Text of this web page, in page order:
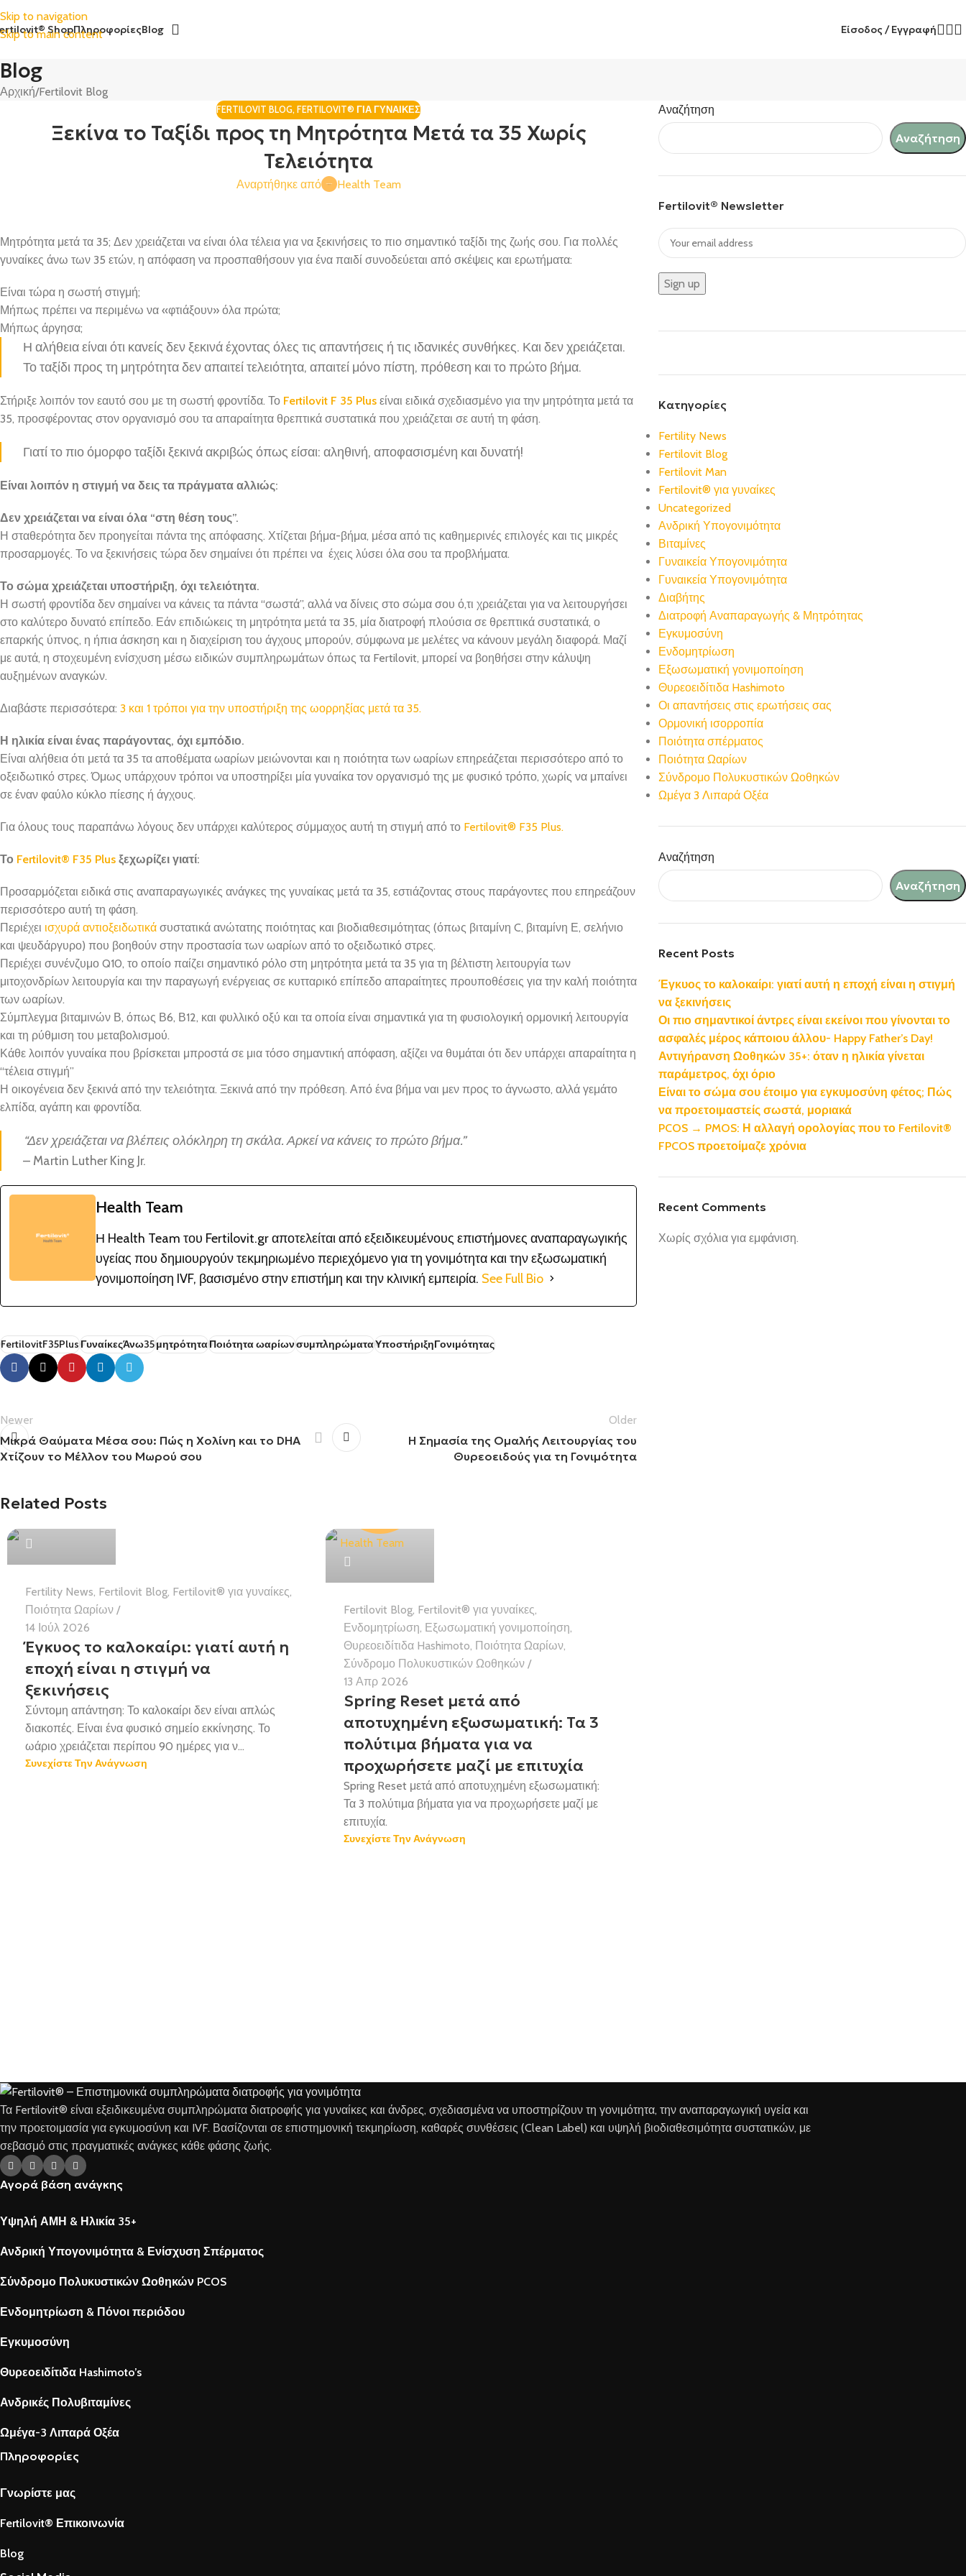
Skip to navigation
Skip to main content
ShopΠληροφορίεςBlog Είσοδος / Εγγραφή
Blog
Αρχική Fertilovit Blog
FERTILOVIT BLOG, FERTILOVIT® ΓΙΑ ΓΥΝΑΊΚΕΣ
Ξεκίνα το Ταξίδι προς τη Μητρότητα Μετά τα 35 Χωρίς
Τελειότητα
Αναρτήθηκε από Health Team
Μητρότητα μετά τα 35; Δεν χρειάζεται να είναι όλα τέλεια για να ξεκινήσεις το πιο σημαντικό ταξίδι της ζωής σου. Για πολλές
γυναίκες άνω των 35 ετών, η απόφαση να προσπαθήσουν για ένα παιδί συνοδεύεται από σκέψεις και ερωτήματα:
Είναι τώρα η σωστή στιγμή;
Μήπως πρέπει να περιμένω να «φτιάξουν» όλα πρώτα;
Μήπως άργησα;
Η αλήθεια είναι ότι κανείς δεν ξεκινά έχοντας όλες τις απαντήσεις ή τις ιδανικές συνθήκες. Και δεν χρειάζεται.
Το ταξίδι προς τη μητρότητα δεν απαιτεί τελειότητα, απαιτεί μόνο πίστη, πρόθεση και το πρώτο βήμα.
Στήριξε λοιπόν τον εαυτό σου με τη σωστή φροντίδα. Το Fertilovit F 35 Plus είναι ειδικά σχεδιασμένο για την μητρότητα μετά τα
35, προσφέροντας στον οργανισμό σου τα απαραίτητα θρεπτικά συστατικά που χρειάζεται σε αυτή τη φάση.
Γιατί το πιο όμορφο ταξίδι ξεκινά ακριβώς όπως είσαι: αληθινή, αποφασισμένη και δυνατή!
Είναι λοιπόν η στιγμή να δεις τα πράγματα αλλιώς:
Δεν χρειάζεται να είναι όλα “στη θέση τους”.
Η σταθερότητα δεν προηγείται πάντα της απόφασης. Χτίζεται βήμα-βήμα, μέσα από τις καθημερινές επιλογές και τις μικρές
προσαρμογές. Το να ξεκινήσεις τώρα δεν σημαίνει ότι πρέπει να έχεις λύσει όλα σου τα προβλήματα.
Το σώμα χρειάζεται υποστήριξη, όχι τελειότητα.
Η σωστή φροντίδα δεν σημαίνει να κάνεις τα πάντα “σωστά”, αλλά να δίνεις στο σώμα σου ό,τι χρειάζεται για να λειτουργήσει
στο καλύτερο δυνατό επίπεδο. Εάν επιδιώκεις τη μητρότητα μετά τα 35, μία διατροφή πλούσια σε θρεπτικά συστατικά, ο
επαρκής ύπνος, η ήπια άσκηση και η διαχείριση του άγχους μπορούν, σύμφωνα με μελέτες να κάνουν μεγάλη διαφορά. Μαζί
με αυτά, η στοχευμένη ενίσχυση μέσω ειδικών συμπληρωμάτων όπως τα Fertilovit, μπορεί να βοηθήσει στην κάλυψη
αυξημένων αναγκών.
Διαβάστε περισσότερα: 3 και 1 τρόποι για την υποστήριξη της ωορρηξίας μετά τα 35.
Η ηλικία είναι ένας παράγοντας, όχι εμπόδιο.
Είναι αλήθεια ότι μετά τα 35 τα αποθέματα ωαρίων μειώνονται και η ποιότητα των ωαρίων επηρεάζεται περισσότερο από το
οξειδωτικό στρες. Όμως υπάρχουν τρόποι να υποστηρίξει μία γυναίκα τον οργανισμό της με φυσικό τρόπο, χωρίς να μπαίνει
σε έναν φαύλο κύκλο πίεσης ή άγχους.
Για όλους τους παραπάνω λόγους δεν υπάρχει καλύτερος σύμμαχος αυτή τη στιγμή από το Fertilovit® F35 Plus.
Το Fertilovit® F35 Plus ξεχωρίζει γιατί:
Προσαρμόζεται ειδικά στις αναπαραγωγικές ανάγκες της γυναίκας μετά τα 35, εστιάζοντας στους παράγοντες που επηρεάζουν
περισσότερο αυτή τη φάση.
Περιέχει ισχυρά αντιοξειδωτικά συστατικά ανώτατης ποιότητας και βιοδιαθεσιμότητας (όπως βιταμίνη C, βιταμίνη Ε, σελήνιο
και ψευδάργυρο) που βοηθούν στην προστασία των ωαρίων από το οξειδωτικό στρες.
Περιέχει συνένζυμο Q10, το οποίο παίζει σημαντικό ρόλο στη μητρότητα μετά τα 35 για τη βέλτιστη λειτουργία των
μιτοχονδρίων λειτουργία και την παραγωγή ενέργειας σε κυτταρικό επίπεδο απαραίτητες προυποθέσεις για την καλή ποιότητα
των ωαρίων.
Σύμπλεγμα βιταμινών Β, όπως Β6, Β12, και φυλλικό οξύ και τα οποία είναι σημαντικά για τη φυσιολογική ορμονική λειτουργία
και τη ρύθμιση του μεταβολισμού.
Κάθε λοιπόν γυναίκα που βρίσκεται μπροστά σε μια τόσο σημαντική απόφαση, αξίζει να θυμάται ότι δεν υπάρχει απαραίτητα η
“τέλεια στιγμή”
Η οικογένεια δεν ξεκινά από την τελειότητα. Ξεκινά από την πρόθεση. Από ένα βήμα ναι μεν προς το άγνωστο, αλλά γεμάτο
ελπίδα, αγάπη και φροντίδα.
“Δεν χρειάζεται να βλέπεις ολόκληρη τη σκάλα. Αρκεί να κάνεις το πρώτο βήμα.”
– Martin Luther King Jr.
Health Team
Η Health Team του Fertilovit.gr αποτελείται από εξειδικευμένους επιστήμονες αναπαραγωγικής
υγείας που δημιουργούν τεκμηριωμένο περιεχόμενο για τη γονιμότητα και την εξωσωματική
γονιμοποίηση IVF, βασισμένο στην επιστήμη και την κλινική εμπειρία. See Full Bio
FertilovitF35PlusΓυναίκεςΆνω35μητρότηταΠοιότητα ωαρίωνσυμπληρώματαΥποστήριξηΓονιμότητας
Newer
Μικρά Θαύματα Μέσα σου: Πώς η Χολίνη και το DHA
Χτίζουν το Μέλλον του Μωρού σου
Older
Η Σημασία της Ομαλής Λειτουργίας του
Θυρεοειδούς για τη Γονιμότητα
Related Posts
Fertility News, Fertilovit Blog, Fertilovit® για γυναίκες,
Ποιότητα Ωαρίων
14 Ιούλ 2026
Έγκυος το καλοκαίρι: γιατί αυτή η
εποχή είναι η στιγμή να
ξεκινήσεις
Σύντομη απάντηση: Το καλοκαίρι δεν είναι απλώς
διακοπές. Είναι ένα φυσικό σημείο εκκίνησης. Το
ωάριο χρειάζεται περίπου 90 ημέρες για ν...
Συνεχίστε Την Ανάγνωση
Health Team
Fertilovit Blog, Fertilovit® για γυναίκες,
Ενδομητρίωση, Εξωσωματική γονιμοποίηση,
Θυρεοειδίτιδα Hashimoto, Ποιότητα Ωαρίων,
Σύνδρομο Πολυκυστικών Ωοθηκών
13 Απρ 2026
Spring Reset μετά από
αποτυχημένη εξωσωματική: Τα 3
πολύτιμα βήματα για να
προχωρήσετε μαζί με επιτυχία
Spring Reset μετά από αποτυχημένη εξωσωματική:
Τα 3 πολύτιμα βήματα για να προχωρήσετε μαζί με
επιτυχία.
Συνεχίστε Την Ανάγνωση
Αναζήτηση
Αναζήτηση
Fertilovit® Newsletter
Kατηγορίες
Fertility News
Fertilovit Blog
Fertilovit Man
Fertilovit® για γυναίκες
Uncategorized
Ανδρική Υπογονιμότητα
Βιταμίνες
Γυναικεία Υπογονιμότητα
Γυναικεία Υπογονιμότητα
Διαβήτης
Διατροφή Αναπαραγωγής & Μητρότητας
Εγκυμοσύνη
Ενδομητρίωση
Εξωσωματική γονιμοποίηση
Θυρεοειδίτιδα Hashimoto
Οι απαντήσεις στις ερωτήσεις σας
Ορμονική ισορροπία
Ποιότητα σπέρματος
Ποιότητα Ωαρίων
Σύνδρομο Πολυκυστικών Ωοθηκών
Ωμέγα 3 Λιπαρά Οξέα
Αναζήτηση
Αναζήτηση
Recent Posts
Έγκυος το καλοκαίρι: γιατί αυτή η εποχή είναι η στιγμή
να ξεκινήσεις
Οι πιο σημαντικοί άντρες είναι εκείνοι που γίνονται το
ασφαλές μέρος κάποιου άλλου- Happy Father’s Day!
Αντιγήρανση Ωοθηκών 35+: όταν η ηλικία γίνεται
παράμετρος, όχι όριο
Είναι το σώμα σου έτοιμο για εγκυμοσύνη φέτος; Πώς
να προετοιμαστείς σωστά, μοριακά
PCOS → PMOS: Η αλλαγή ορολογίας που το Fertilovit®
FPCOS προετοίμαζε χρόνια
Recent Comments
Χωρίς σχόλια για εμφάνιση.
Τα Fertilovit® είναι εξειδικευμένα συμπληρώματα διατροφής για γυναίκες και άνδρες, σχεδιασμένα να υποστηρίζουν τη γονιμότητα, την αναπαραγωγική υγεία και
την προετοιμασία για εγκυμοσύνη και IVF. Βασίζονται σε επιστημονική τεκμηρίωση, καθαρές συνθέσεις (Clean Label) και υψηλή βιοδιαθεσιμότητα συστατικών, με
σεβασμό στις πραγματικές ανάγκες κάθε φάσης ζωής.
Αγορά βάση ανάγκης
Υψηλή ΑΜΗ & Ηλικία 35+
Ανδρική Υπογονιμότητα & Ενίσχυση Σπέρματος
Σύνδρομο Πολυκυστικών Ωοθηκών PCOS
Ενδομητρίωση & Πόνοι περιόδου
Εγκυμοσύνη
Θυρεοειδίτιδα Hashimoto’s
Ανδρικές Πολυβιταμίνες
Ωμέγα-3 Λιπαρά Οξέα
Πληροφορίες
Γνωρίστε μας
Fertilovit® Επικοινωνία
Blog